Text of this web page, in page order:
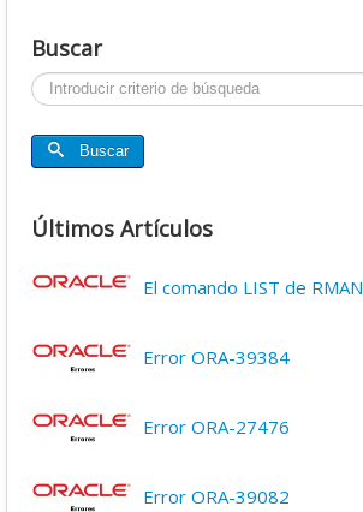
Buscar
Buscar...
Buscar
Últimos Artículos
El comando LIST de RMAN
Error ORA-39384
Error ORA-27476
Error ORA-39082